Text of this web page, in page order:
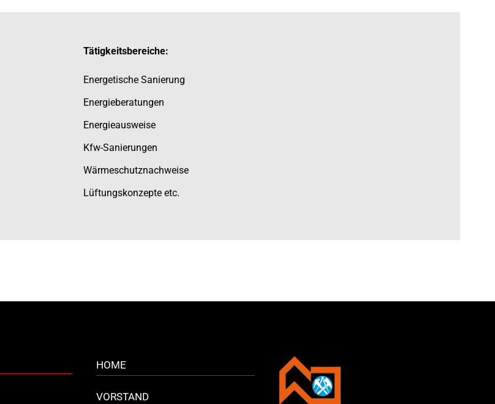
Tätigkeitsbereiche:
Energetische Sanierung
Energieberatungen
Energieausweise
Kfw-Sanierungen
Wärmeschutznachweise
Lüftungskonzepte etc.
HOME
VORSTAND